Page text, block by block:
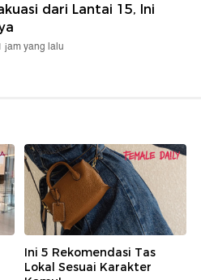
dari Lantai 15, Ini
jam yang lalu
Ini 5 Rekomendasi Tas
Lokal Sesuai Karakter